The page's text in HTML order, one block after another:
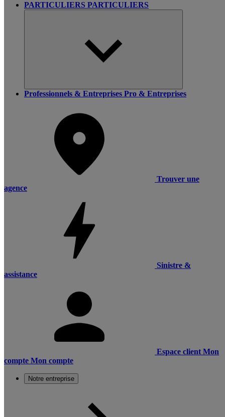
PARTICULIERS PARTICULIERS
Professionnels & Entreprises Pro & Entreprises
Trouver une
agence
Sinistre &
assistance
Espace client Mon
compte Mon compte
Notre entreprise